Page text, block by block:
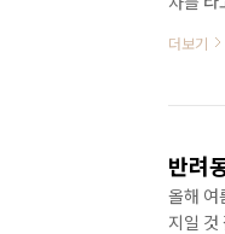
을 활짝
최대 위
더보기
올해 여
지일 것